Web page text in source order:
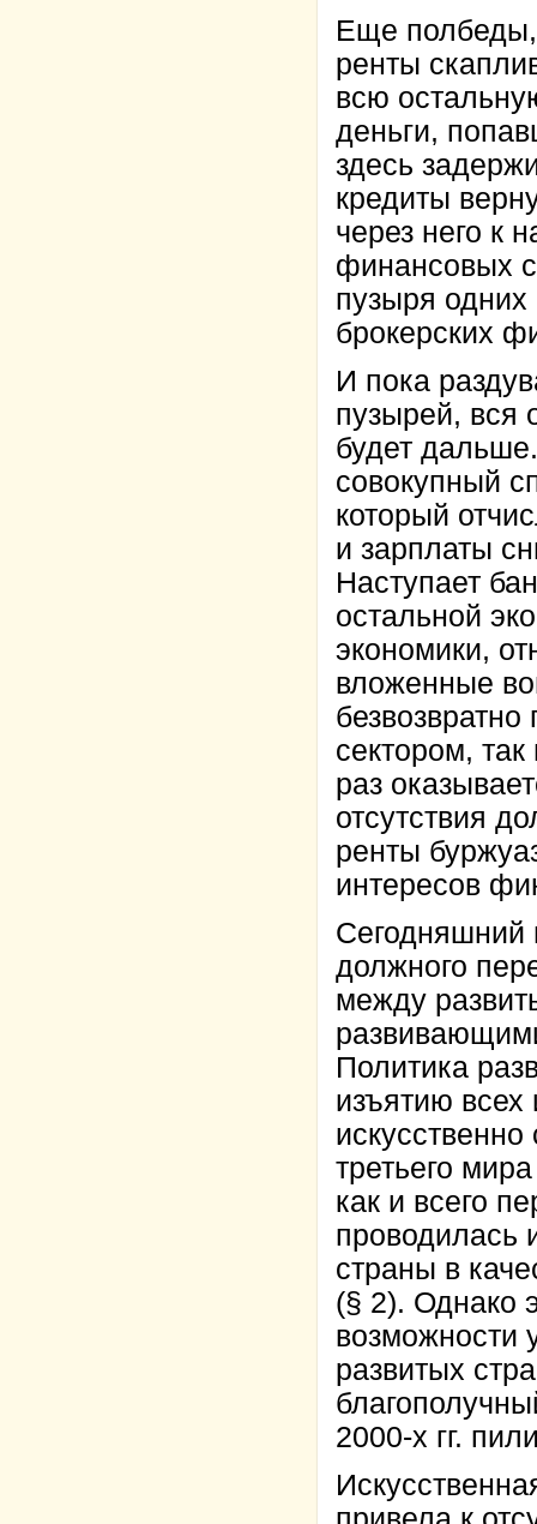
Еще
ренты
всю
деньги,
здесь
кредиты
через него к
финансовых
пузыря одних
брокерских
И пока
пузырей, вся
будет
совокупный
который
и зарплаты
Наступает
остальной
экономики,
вложенные
сектором,
раз
отсутствия
ренты
интересов
Сегодняшний
должного
между
Политика
изъятию всех
третьего
как и всего
проводилась
страны в
(§ 2). Однако
возможности
развитых
2000-х гг.